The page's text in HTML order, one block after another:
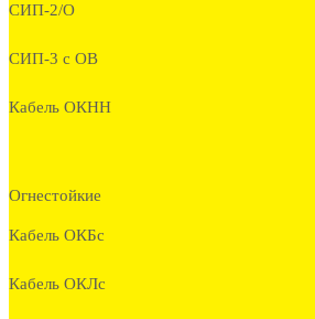
СИП-2/О
СИП-3 с ОВ
Кабель ОКНН
Огнестойкие
Кабель ОКБc
Кабель ОКЛc